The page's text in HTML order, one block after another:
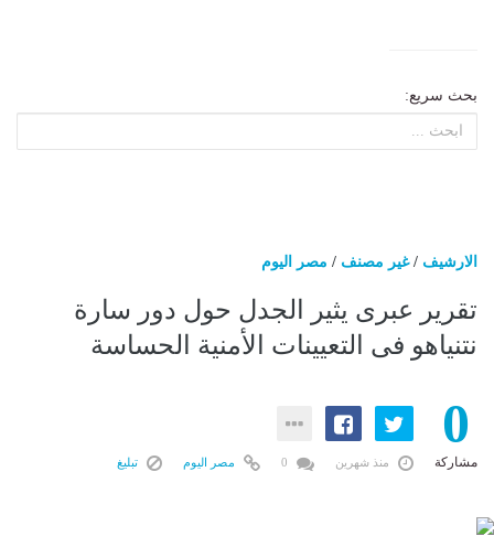
بحث سريع:
الارشيف /غير مصنف / مصر اليوم
تقرير عبرى يثير الجدل حول دور سارة
نتنياهو فى التعيينات الأمنية الحساسة
0
مشاركة منذ شهرين مصر اليوم تبليغ